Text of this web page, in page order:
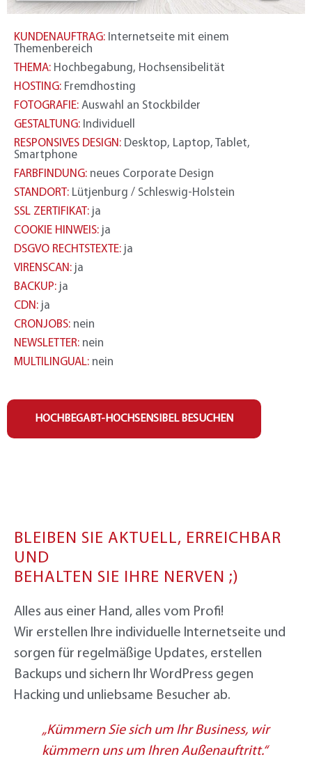
KUNDENAUFTRAG: Internetseite mit einem
Themenbereich
THEMA: Hochbegabung, Hochsensibelität
HOSTING: Fremdhosting
FOTOGRAFIE: Auswahl an Stockbilder
GESTALTUNG: Individuell
RESPONSIVES DESIGN: Desktop, Laptop, Tablet,
Smartphone
FARBFINDUNG: neues Corporate Design
STANDORT: Lütjenburg / Schleswig-Holstein
SSL ZERTIFIKAT: ja
COOKIE HINWEIS: ja
DSGVO RECHTSTEXTE: ja
VIRENSCAN: ja
BACKUP: ja
CDN: ja
CRONJOBS: nein
NEWSLETTER: nein
MULTILINGUAL: nein
HOCHBEGABT-HOCHSENSIBEL BESUCHEN
BLEIBEN SIE AKTUELL, ERREICHBAR
UND
BEHALTEN SIE IHRE NERVEN ;)
Alles aus einer Hand, alles vom Profi!
Wir erstellen Ihre individuelle Internetseite und
sorgen für regelmäßige Updates, erstellen
Backups und sichern Ihr WordPress gegen
Hacking und unliebsame Besucher ab.
„Kümmern Sie sich um Ihr Business, wir
kümmern uns um Ihren Außenauftritt.“